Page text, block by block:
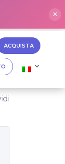
✕
ACQUISTA